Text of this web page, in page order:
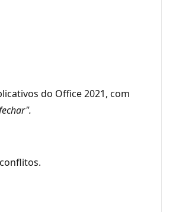
do Office 2021, com